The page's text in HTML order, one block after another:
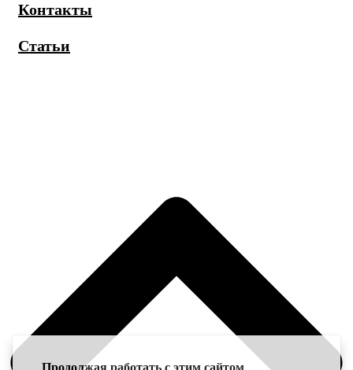
Контакты
Статьи
Продолжая работать с этим сайтом